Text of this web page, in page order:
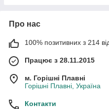
Про нас
100% позитивних з 214
Працює з 28.11.2015
м. Горішні Плавні
Горішні Плавні, Україна
Контакти